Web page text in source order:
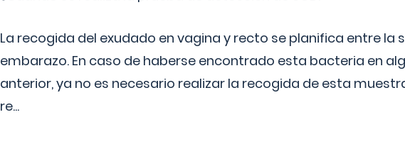
La recogida del exudado en vagina y recto se planifica entre la
embarazo. En caso de haberse encontrado esta bacteria en
anterior, ya no es necesario realizar la recogida de esta
re...